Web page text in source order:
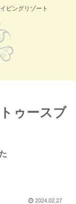
ビングリゾート
ゥースブ
2024.02.27